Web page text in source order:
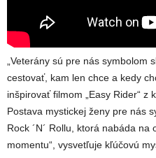
„Veterány sú pre nás symbolom
cestovať, kam len chce a kedy
inšpirovať filmom „Easy Rider“ z
Postava mystickej ženy pre nás
Rock ´N´ Rollu, ktorá nabáda
momentu“, vysvetľuje kľúčovú